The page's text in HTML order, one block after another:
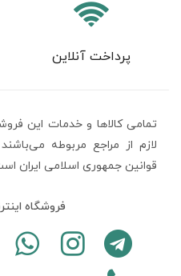
پرداخت آنلاین
تمامی كالاها و خدمات اين
لازم از مراجع مربوطه
قوانين جمهوری اسلامی ایران
فروشگاه